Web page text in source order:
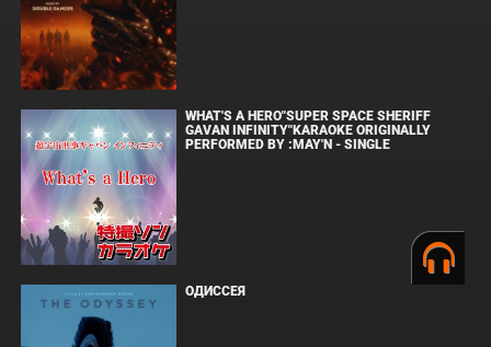
WHAT'S A HERO"SUPER SPACE SHERIFF
GAVAN INFINITY"KARAOKE ORIGINALLY
PERFORMED BY :MAY'N - SINGLE
ОДИССЕЯ